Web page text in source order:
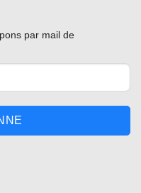
par mail de